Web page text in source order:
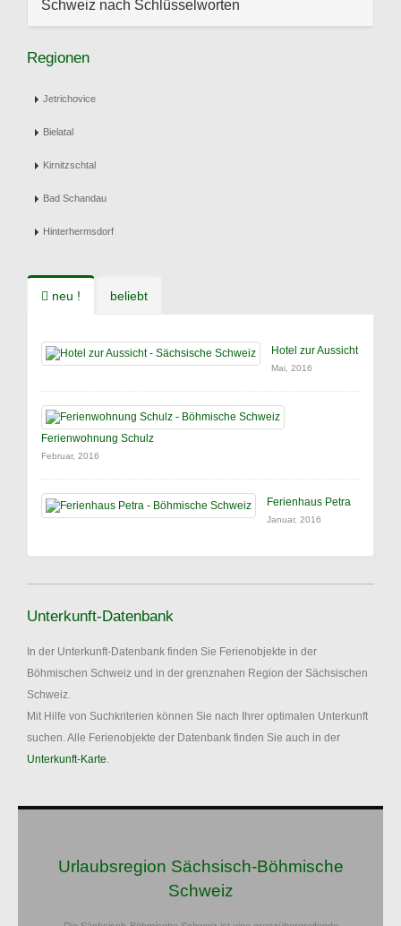
Schweiz nach Schlüsselworten
Regionen
Jetrichovice
Bielatal
Kirnitzschtal
Bad Schandau
Hinterhermsdorf
neu ! beliebt
Hotel zur Aussicht
Mai, 2016
Ferienwohnung Schulz
Februar, 2016
Ferienhaus Petra
Januar, 2016
Unterkunft-Datenbank
In der Unterkunft-Datenbank finden Sie Ferienobjekte in der
Böhmischen Schweiz und in der grenznahen Region der Sächsischen
Schweiz.
Mit Hilfe von Suchkriterien können Sie nach Ihrer optimalen Unterkunft
suchen. Alle Ferienobjekte der Datenbank finden Sie auch in der
Unterkunft-Karte.
Urlaubsregion Sächsisch-Böhmische
Schweiz